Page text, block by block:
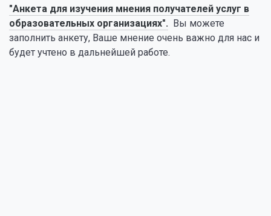
"Анкета для изучения мнения получателей услуг в
образовательных организациях". Вы можете
заполнить анкету, Ваше мнение очень важно для нас и
будет учтено в дальнейшей работе.